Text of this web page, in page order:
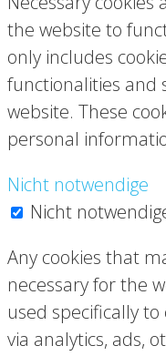
the website to
only includes
functionalities and
website. These
personal
Nicht notwendige
Nicht
Any cookies that
necessary for the
used specifically
via analytics, ads,